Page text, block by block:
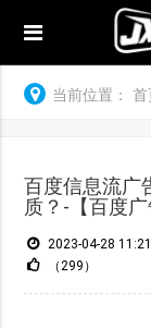
当前位置： 首
百度信息流广
质？-【百度广
2023-04-28
（299）